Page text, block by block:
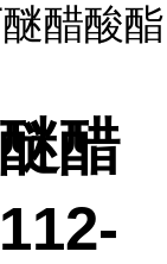
醋酸酯
醋